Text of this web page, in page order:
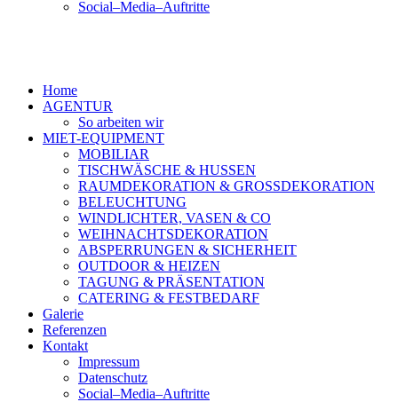
Social–Media–Auftritte
Home
AGENTUR
So arbeiten wir
MIET-EQUIPMENT
MOBILIAR
TISCHWÄSCHE & HUSSEN
RAUMDEKORATION & GROSSDEKORATION
BELEUCHTUNG
WINDLICHTER, VASEN & CO
WEIHNACHTSDEKORATION
ABSPERRUNGEN & SICHERHEIT
OUTDOOR & HEIZEN
TAGUNG & PRÄSENTATION
CATERING & FESTBEDARF
Galerie
Referenzen
Kontakt
Impressum
Datenschutz
Social–Media–Auftritte